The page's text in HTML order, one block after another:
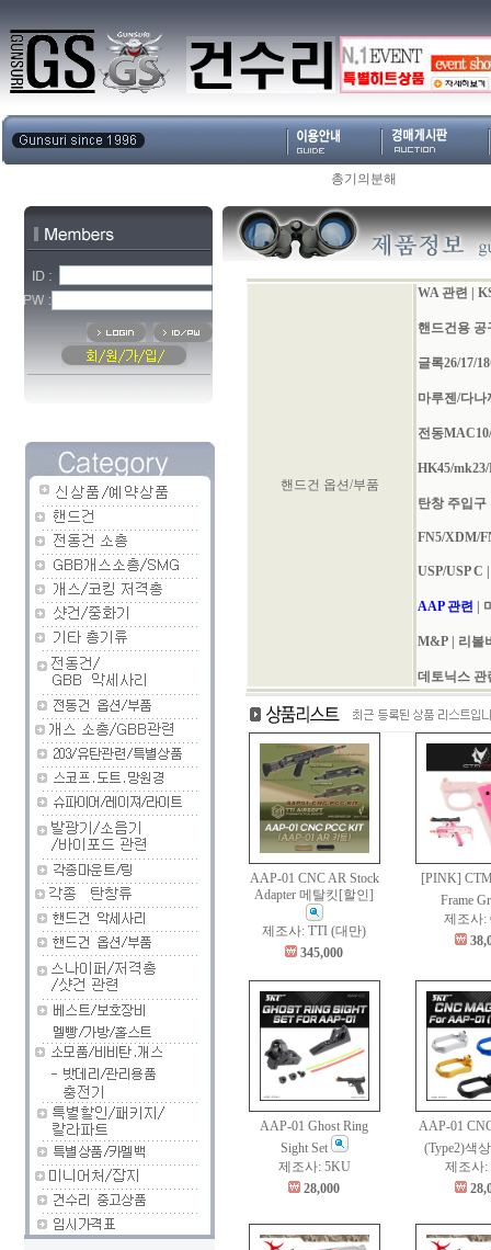
총기의분해
핸드건 옵션/부품
WA 관련
핸드건용 공
글록26/17/
마루젠/다나
전동
HK45/
탄창 주입구
FN5/XDM/
USP/USP C
AAP 관련
M&P| 리볼
데토닉스 관
AAP-01 CNC AR Stock
Adapter 메탈킷[할인]
제조사: TTI (대만)
345,000
[PINK]
Frame
제조사:
AAP-01 Ghost Ring
Sight Set
제조사: 5KU
28,000
AAP-01
(Type2)색
제조사: